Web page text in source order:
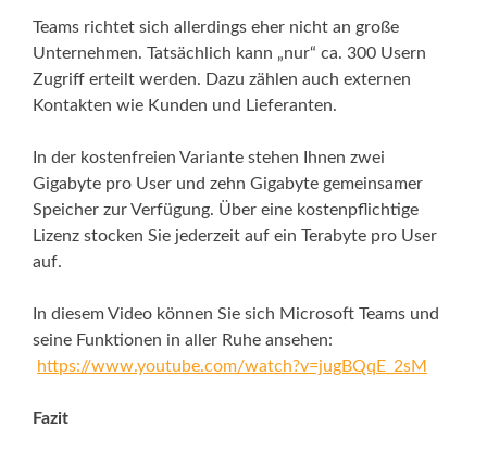
Teams richtet sich allerdings eher nicht an große
Unternehmen. Tatsächlich kann „nur“ ca. 300 Usern
Zugriff erteilt werden. Dazu zählen auch externen
Kontakten wie Kunden und Lieferanten.
In der kostenfreien Variante stehen Ihnen zwei
Gigabyte pro User und zehn Gigabyte gemeinsamer
Speicher zur Verfügung. Über eine kostenpflichtige
Lizenz stocken Sie jederzeit auf ein Terabyte pro User
auf.
In diesem Video können Sie sich Microsoft Teams und
seine Funktionen in aller Ruhe ansehen:
https://www.youtube.com/watch?v=jugBQqE_2sM
Fazit